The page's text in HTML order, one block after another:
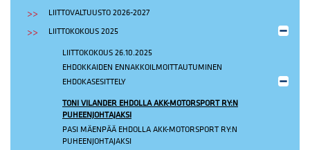
LIITTOVALTUUSTO 2026-2027
LIITTOKOKOUS 2025
LIITTOKOKOUS 26.10.2025
EHDOKKAIDEN ENNAKKOILMOITTAUTUMINEN
EHDOKASESITTELY
TONI VILANDER EHDOLLA AKK-MOTORSPORT RY:N
PUHEENJOHTAJAKSI
PASI MÄENPÄÄ EHDOLLA AKK-MOTORSPORT RY:N
PUHEENJOHTAJAKSI